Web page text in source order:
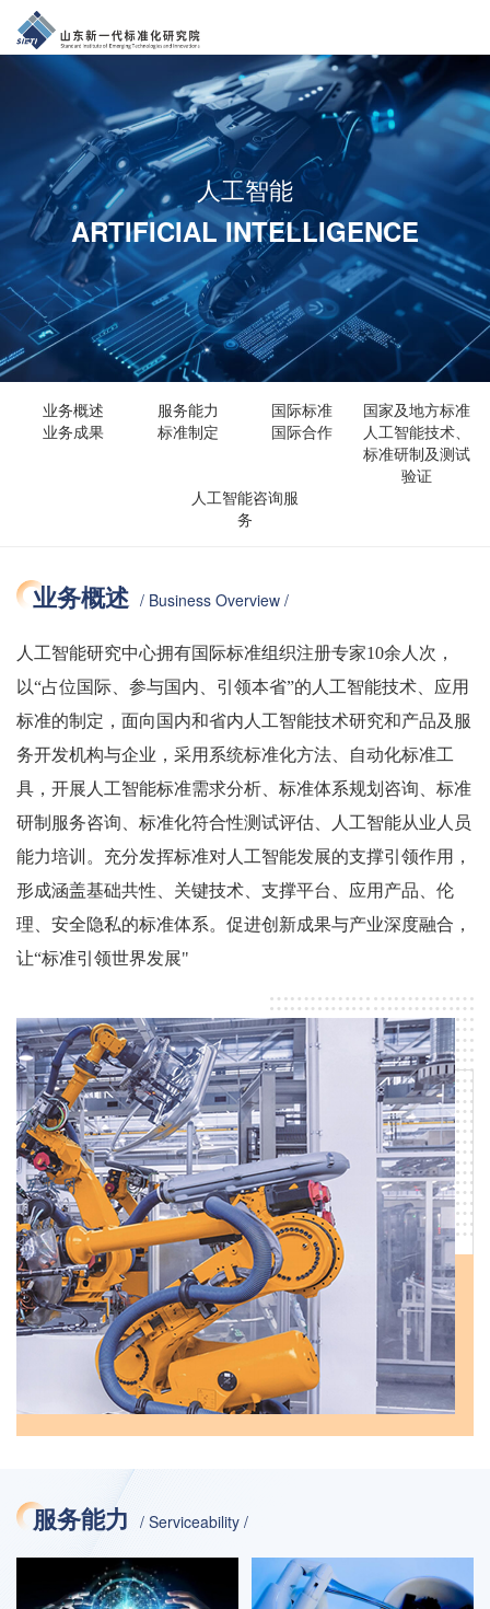
人工智能
ARTIFICIAL INTELLIGENCE
业务概述 服务能力 国际标准
国家及地方标准
业务成果
标准制定 国际合作
人工智能技术、
标准研制及测试
验证
人工智能咨询服
务
业务概述 / Business Overview /
人工智能研究中心拥有国际标准组织注册专家10余人次，
以“占位国际、参与国内、引领本省”的人工智能技术、应用
标准的制定，面向国内和省内人工智能技术研究和产品及服
务开发机构与企业，采用系统标准化方法、自动化标准工
具，开展人工智能标准需求分析、标准体系规划咨询、标准
研制服务咨询、标准化符合性测试评估、人工智能从业人员
能力培训。充分发挥标准对人工智能发展的支撑引领作用，
形成涵盖基础共性、关键技术、支撑平台、应用产品、伦
理、安全隐私的标准体系。促进创新成果与产业深度融合，
让“标准引领世界发展"
服务能力 / Serviceability /